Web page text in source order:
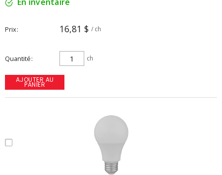
Prix 16,81 $ / ch
Quantité ch
AJOUTER AU
PANIER